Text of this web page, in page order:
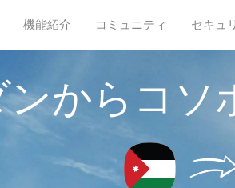
機能紹介 コミュニティ セキュ
ンからコソ